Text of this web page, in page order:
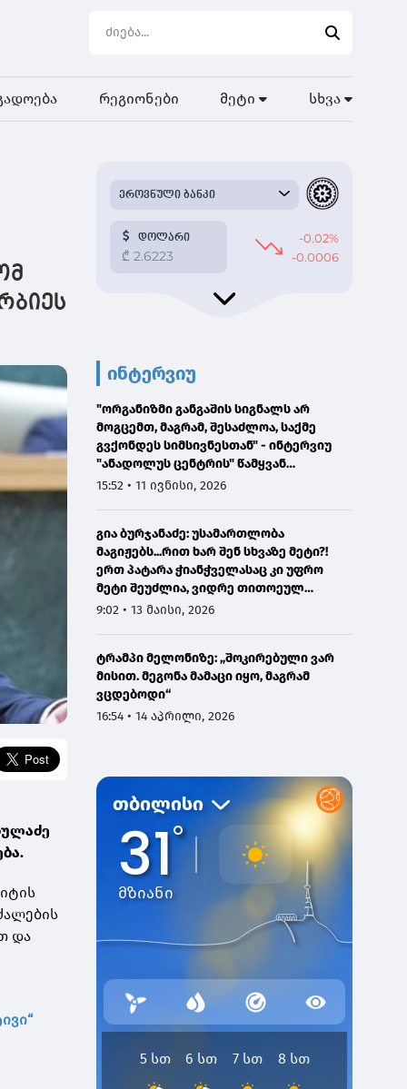
რეგიონები მეტი სხვა
და
ინტერვიუ
"ორგანიზმი განგაშის სიგნალს არ
მოგცემთ, მაგრამ, შესაძლოა, საქმე
გვქონდეს სიმსივნესთან" - ინტერვიუ
"ანადოლუს ცენტრის" წამყვან
ონკოლოგთან
15:52 • 11 ივნისი, 2026
გია ბურჯანაძე: უსამართლობა
მაგიჟებს...რით ხარ შენ სხვაზე მეტი?!
ერთ პატარა ჭიანჭველასაც კი უფრო
მეტი შეუძლია, ვიდრე თითოეულ
ჩვენგანს...
9:02 • 13 მაისი, 2026
ტრამპი მელონიზე: „შოკირებული ვარ
მისით. მეგონა მამაცი იყო, მაგრამ
ვცდებოდი“
16:54 • 14 აპრილი, 2026